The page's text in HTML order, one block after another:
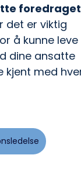
det er viktig
å kunne
dine ansatte
kjent med